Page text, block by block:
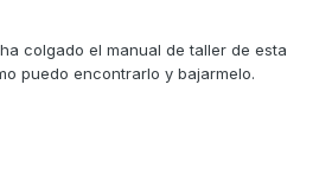
colgado el manual de taller de esta
puedo encontrarlo y bajarmelo.